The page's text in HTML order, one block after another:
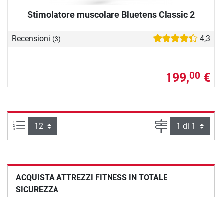
Stimolatore muscolare Bluetens Classic 2
Recensioni (3) 4,3
199,00 €
Articoli per pagina: Pagina
ACQUISTA ATTREZZI FITNESS IN TOTALE
SICUREZZA